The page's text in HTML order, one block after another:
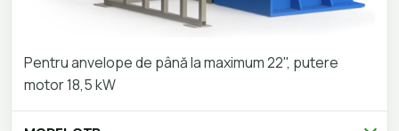
Pentru anvelope de până la maximum 22", putere
motor 18,5 kW